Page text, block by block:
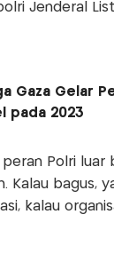
Jenderal
Gaza Gelar
pada 2023
peran Polri luar
Kalau bagus,
kalau